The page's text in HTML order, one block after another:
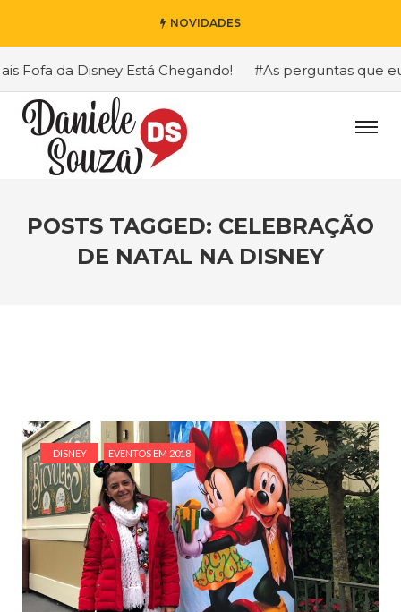
NOVIDADES
da Disney Está Chegando! #As perguntas que eu
POSTS TAGGED: CELEBRAÇÃO
DE NATAL NA DISNEY
DISNEY EVENTOS EM 2018